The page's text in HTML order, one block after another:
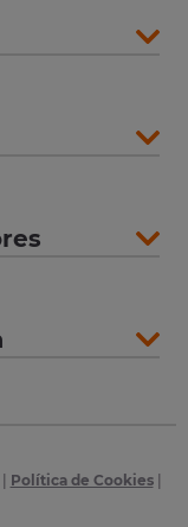
Política de Cookies|